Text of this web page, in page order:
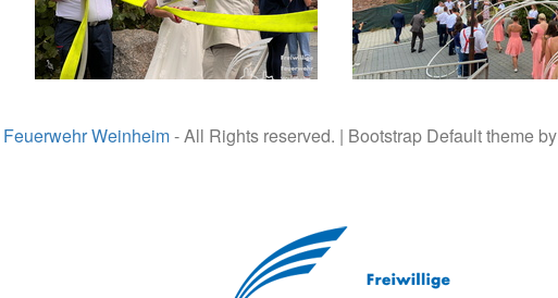
Feuerwehr Weinheim- All Rights reserved. | Bootstrap Default theme by